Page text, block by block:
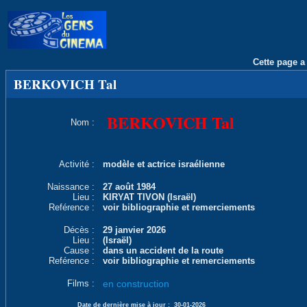
Cette page
BERKOVICH Tal
Nom : BERKOVICH Tal
Activité : modèle et actrice israélienne
Naissance :
27 août 1984
Lieu :
KIRYAT TIVON (Israël)
Reférence :
voir bibliographie et remerciements
Décès :
29 janvier 2026
Lieu :
(Israël)
Cause :
dans un accident de la route
Reférence :
voir bibliographie et remerciements
Films : en construction
Date de dernière mise à jour : 30-01-2026